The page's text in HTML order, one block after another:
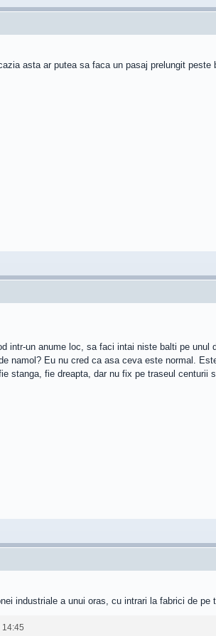
asta ar putea sa faca un pasaj prelungit peste
intr-un anume loc, sa faci intai niste balti pe
namol? Eu nu cred ca asa ceva este normal.
stanga, fie dreapta, dar nu fix pe traseul centurii
industriale a unui oras, cu intrari la fabrici de pe
14:45